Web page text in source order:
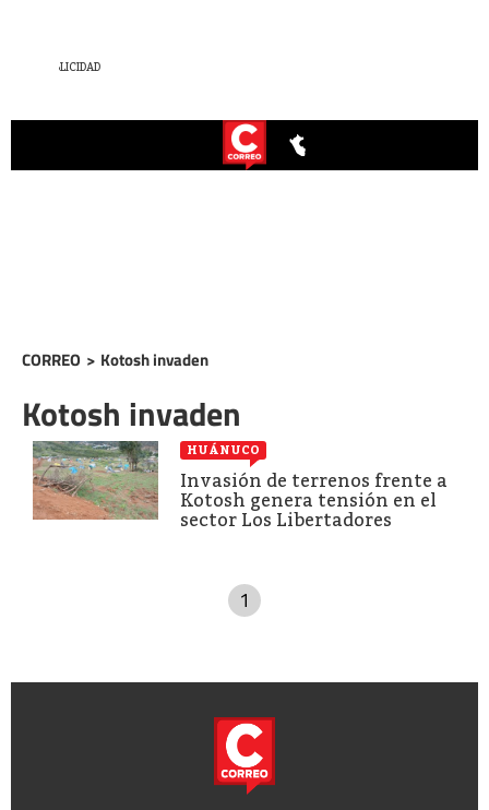
CORREO > Kotosh invaden
Kotosh invaden
HUÁNUCO
Invasión de terrenos frente a
Kotosh genera tensión en el
sector Los Libertadores
1